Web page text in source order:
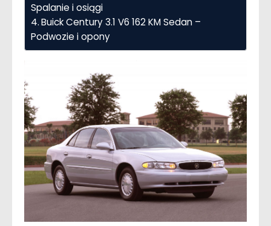
Spalanie i osiągi
Buick Century 3.1 V6 162 KM Sedan –
Podwozie i opony